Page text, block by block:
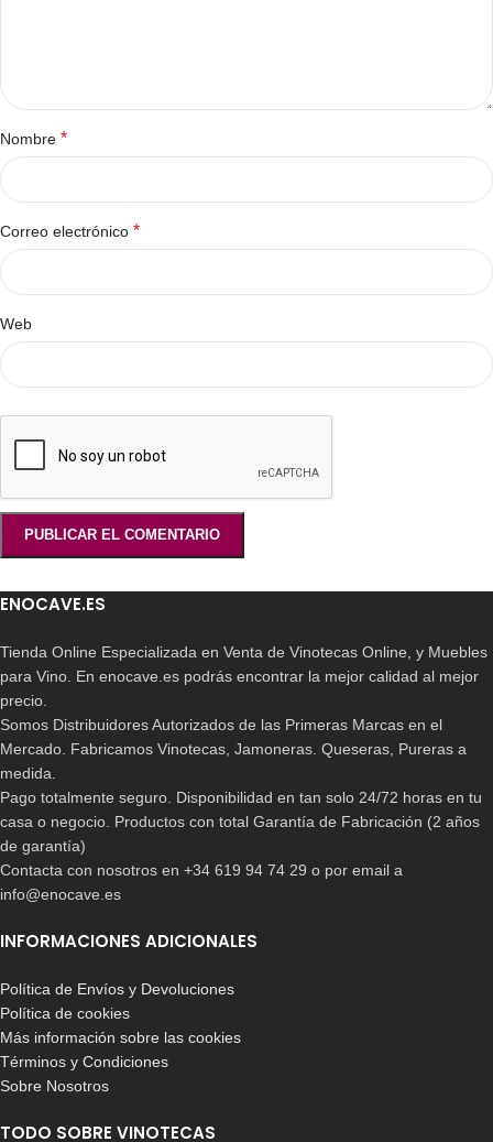
Nombre *
Correo electrónico *
Web
ENOCAVE.ES
Tienda Online Especializada en Venta de Vinotecas Online, y Muebles
para Vino. En enocave.es podrás encontrar la mejor calidad al mejor
precio.
Somos Distribuidores Autorizados de las Primeras Marcas en el
Mercado. Fabricamos Vinotecas, Jamoneras. Queseras, Pureras a
medida.
Pago totalmente seguro. Disponibilidad en tan solo 24/72 horas en tu
casa o negocio. Productos con total Garantía de Fabricación (2 años
de garantía)
Contacta con nosotros en +34 619 94 74 29 o por email a
info@enocave.es
INFORMACIONES ADICIONALES
Política de Envíos y Devoluciones
Política de cookies
Más información sobre las cookies
Términos y Condiciones
Sobre Nosotros
TODO SOBRE VINOTECAS